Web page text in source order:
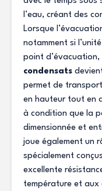
l’eau, créant des
Lorsque
notamment si
point d’évacuation,
condensats
permet de
en hauteur tout en
à condition que la
dimensionnée et
joue également un
spécialement
excellente
température et aux